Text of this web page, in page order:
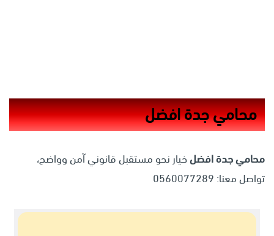
محامي جدة افضل
محامي جدة افضلخيار نحو مستقبل قانوني آمن وواضح،
تواصل معنا: 0560077289